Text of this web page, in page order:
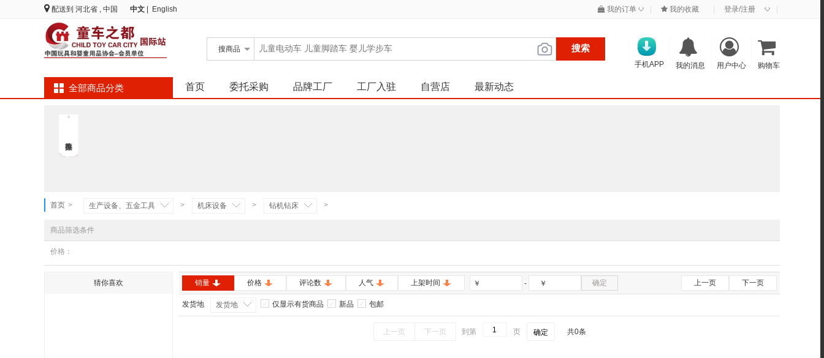
配送到 河北省 , 中国 中文 English 我的订单 ◇ 我的收藏 登录/注册 ◇
搜商品 搜索
购物车
用户中心
我的消息
手机APP
全部商品分类 首页 委托采购 品牌工厂 工厂入驻 自营店 最新动态
首页 > 生产设备、五金工具 > 机床设备 > 钻机钻床 >
商品筛选条件
价格：
猜你喜欢 销量 价格 评论数 人气 上架时间 ￥ ￥
- 确定 上一页 下一页
发货地 发货地 仅显示有货商品 新品 包邮
上一页 下一页 到第 页 确定 共0条